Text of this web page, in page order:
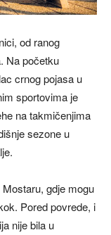
od ranog
Na početku
crnog pojasa u
sportovima je
na takmičenjima
sezone u
gdje mogu
Pored povrede, i
nije bila u